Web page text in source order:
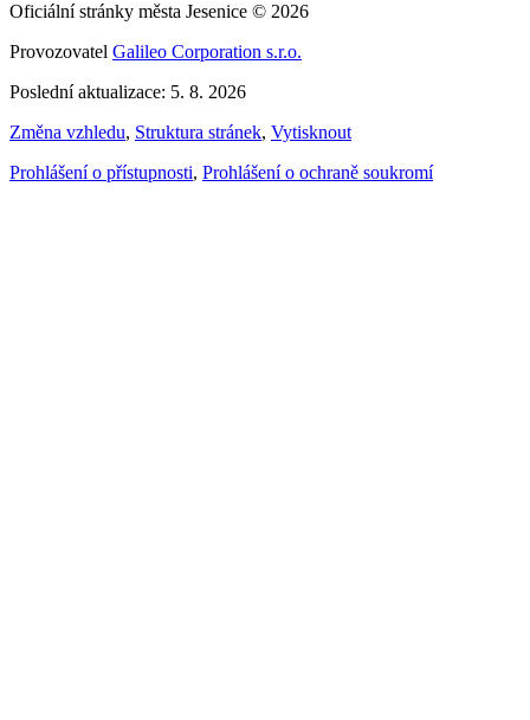
Oficiální stránky města Jesenice © 2026
Provozovatel Galileo Corporation s.r.o.
Poslední aktualizace: 5. 8. 2026
Změna vzhledu, Struktura stránek, Vytisknout
Prohlášení o přístupnosti, Prohlášení o ochraně soukromí